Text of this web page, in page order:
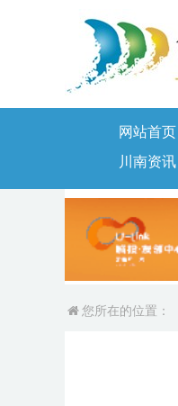
网站首页
川南资讯
您所在的位置：